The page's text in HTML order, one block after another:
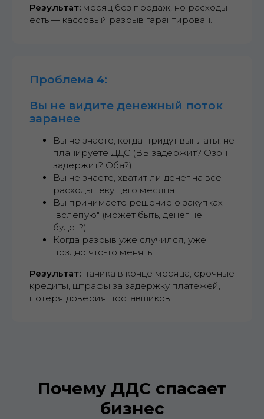
Результат: месяц без продаж, но расходы
есть — кассовый разрыв гарантирован.
Проблема 4:
Вы не видите денежный поток
заранее
Вы не знаете, когда придут выплаты, не
планируете ДДС (ВБ задержит? Озон
задержит? Оба?)
Вы не знаете, хватит ли денег на все
расходы текущего месяца
Вы принимаете решение о закупках
"вслепую" (может быть, денег не
будет?)
Когда разрыв уже случился, уже
поздно что-то менять
Результат: паника в конце месяца, срочные
кредиты, штрафы за задержку платежей,
потеря доверия поставщиков.
Почему ДДС спасает
бизнес